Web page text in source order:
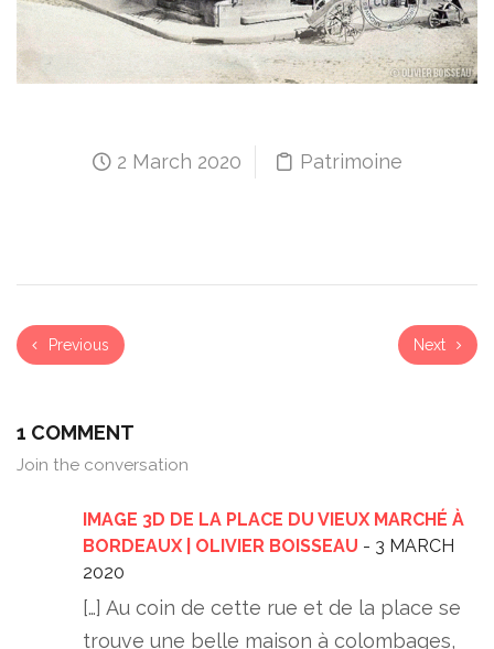
2 March 2020 Patrimoine
Previous Next
1 COMMENT
Join the conversation
IMAGE 3D DE LA PLACE DU VIEUX MARCHÉ À
BORDEAUX | OLIVIER BOISSEAU - 3 MARCH
2020
[…] Au coin de cette rue et de la place se
trouve une belle maison à colombages,